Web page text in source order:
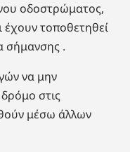
οδοστρώματος,
έχουν τοποθετηθεί
σήμανσης .
να μην
στις
μέσω άλλων